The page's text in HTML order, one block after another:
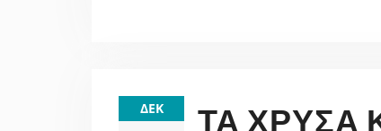
ΔΕΚ ΤΑ ΧΡΥΣΆ